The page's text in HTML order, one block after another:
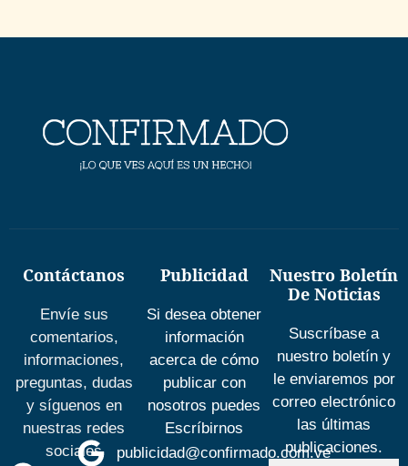
Contáctanos
Envíe sus
comentarios,
informaciones,
preguntas, dudas
y síguenos en
nuestras redes
sociales
Publicidad
Si desea obtener
información
acerca de cómo
publicar con
nosotros puedes
Escríbirnos
publicidad@confirmado.com.ve
Nuestro Boletín
De Noticias
Suscríbase a
nuestro boletín y
le enviaremos por
correo electrónico
las últimas
publicaciones.